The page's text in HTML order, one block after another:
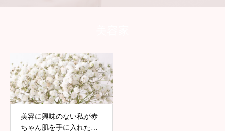
美容に興味のない私が赤
ちゃん肌を手に入れた理